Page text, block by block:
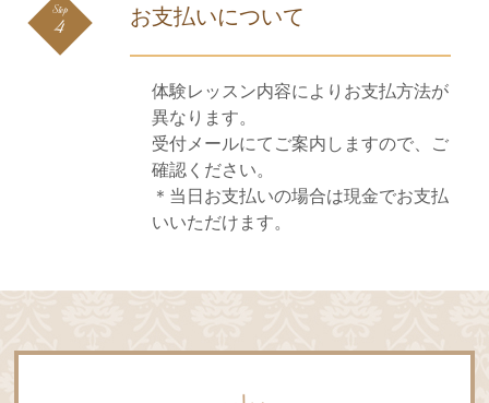
Step
4 お支払いについて
体験レッスン内容によりお支払方法が
異なります。
受付メールにてご案内しますので、ご
確認ください。
＊当日お支払いの場合は現金でお支払
いいただけます。